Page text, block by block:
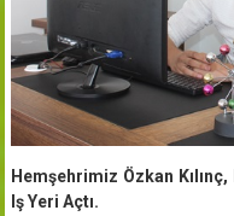
Hemşehrimiz Özkan
Iş Yeri Açtı.